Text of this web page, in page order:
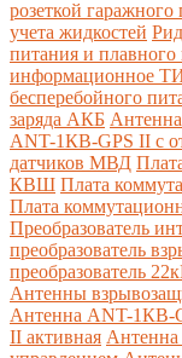
розеткой
учета жидкостей
питания и
информационное
бесперебойного
заряда АКБ
ANT-1КВ-GPS II с
датчиков МВД
КВШ Плата
Плата
Преобразователь
преобразователь
преобразователь
Антенны
Антенна ANT-1КВ-
II активная